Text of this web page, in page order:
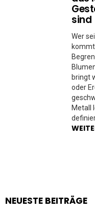
sind
Wer
kommt
bringt
oder
Metall
NEUESTE BEITRÄGE